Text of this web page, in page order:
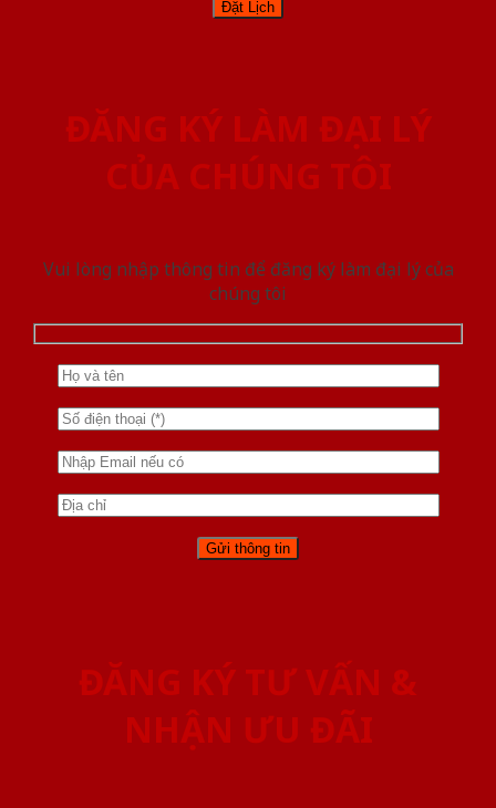
ĐĂNG KÝ LÀM ĐẠI LÝ
CỦA CHÚNG TÔI
Vui lòng nhập thông tin để đăng ký làm đại lý của
chúng tôi
ĐĂNG KÝ TƯ VẤN &
NHẬN ƯU ĐÃI